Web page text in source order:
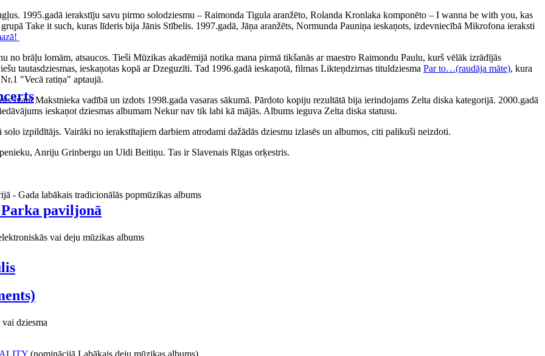
paviljonā
1995.gadā ierakstīju savu pirmo solodziesmu – Raimonda Tigula aranžēto, Rolanda Kronlaka komponēto – I wanna be with you, kas
Take it such, kuras līderis bija Jānis Stībelis. 1997.gadā, Jāņa aranžēts, Normunda Pauniņa ieskaņots, izdevniecībā Mikrofona ieraksti
brāļu lomām, atsaucos. Tieši Mūzikas akadēmijā notika mana pirmā tikšanās ar maestro Raimondu Paulu, kurš vēlāk izrādījās
tautasdziesmas, ieskaņotas kopā ar Dzeguzīti. Tad 1996.gadā ieskaņotā, filmas Likteņdzirnas tituldziesma Par to…(raudāja māte), kura
"Vecā ratiņa" aptaujā.
Ivara Makstnieka vadībā un izdots 1998.gada vasaras sākumā. Pārdoto kopiju rezultātā bija ierindojams Zelta diska kategorijā. 2000.gadā
ieskaņot dziesmas albumam Nekur nav tik labi kā mājās. Albums ieguva Zelta diska statusu.
izpildītājs. Vairāki no ierakstītajiem darbiem atrodami dažādās dziesmu izlasēs un albumos, citi palikuši neizdoti.
Anriju Grinbergu un Uldi Beitiņu. Tas ir Slavenais Rīgas orķestris.
- Gada labākais tradicionālās popmūzikas albums
vai deju mūzikas albums
dziesma
(nominācijā Labākais deju mūzikas albums)